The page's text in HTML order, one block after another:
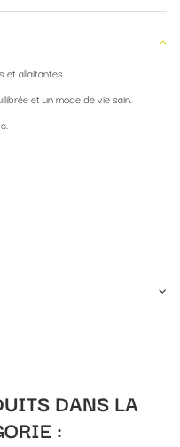
et allaitantes.
et un mode de vie sain.
DANS LA
: